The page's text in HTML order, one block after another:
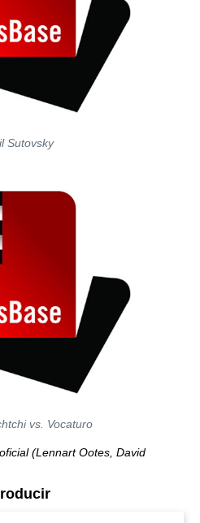
Sutovsky
vs. Vocaturo
(Lennart Ootes, David